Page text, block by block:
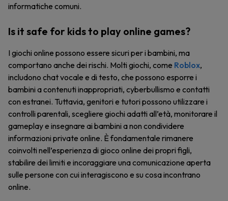
informatiche comuni.
Is it safe for kids to play online games?
I giochi online possono essere sicuri per i bambini, ma
comportano anche dei rischi. Molti giochi, come Roblox,
includono chat vocale e di testo, che possono esporre i
bambini a contenuti inappropriati, cyberbullismo e contatti
con estranei. Tuttavia, genitori e tutori possono utilizzare i
controlli parentali, scegliere giochi adatti all’età, monitorare il
gameplay e insegnare ai bambini a non condividere
informazioni private online. È fondamentale rimanere
coinvolti nell’esperienza di gioco online dei propri figli,
stabilire dei limiti e incoraggiare una comunicazione aperta
sulle persone con cui interagiscono e su cosa incontrano
online.